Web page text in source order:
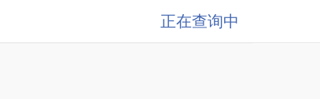
正在查询中